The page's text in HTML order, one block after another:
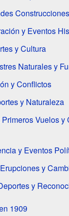
y Eventos
y Cultura
Naturales y
y Conflictos
y Naturaleza
Vuelos y
y Eventos
y
y
1909